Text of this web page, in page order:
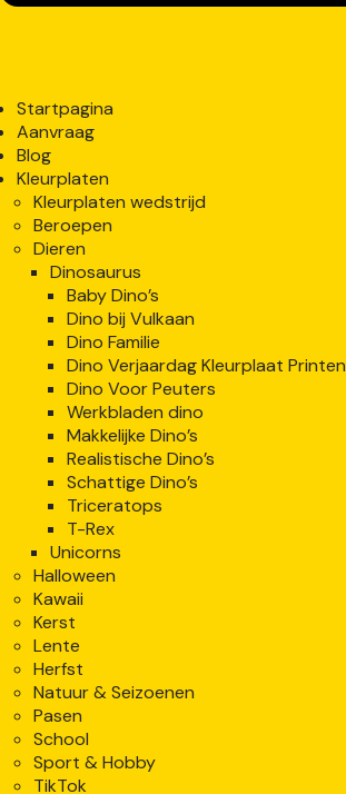
Startpagina
Aanvraag
Blog
Kleurplaten
Kleurplaten wedstrijd
Beroepen
Dieren
Dinosaurus
Baby Dino’s
Dino bij Vulkaan
Dino Familie
Dino Verjaardag Kleurplaat Printen
Dino Voor Peuters
Werkbladen dino
Makkelijke Dino’s
Realistische Dino’s
Schattige Dino’s
Triceratops
T-Rex
Unicorns
Halloween
Kawaii
Kerst
Lente
Herfst
Natuur & Seizoenen
Pasen
School
Sport & Hobby
TikTok